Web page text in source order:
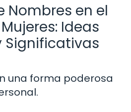
Nombres en el
Ideas
Significativas
una forma poderosa